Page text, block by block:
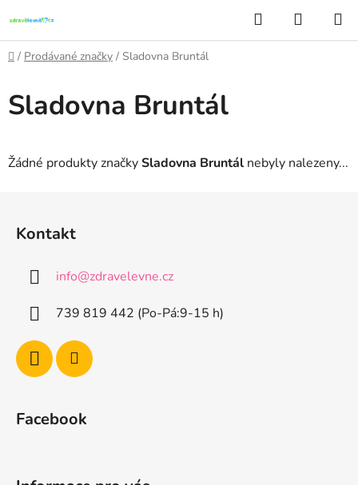
na
obsah
Hledat
KOŠÍK
Domů
/ Prodávané značky / Sladovna Bruntál
Sladovna Bruntál
Žádné produkty značkySladovna Bruntál nebyly nalezeny...
Kontakt
info@zdravelevne.cz
739 819 442 (Po-Pá:9-15 h)
Facebook